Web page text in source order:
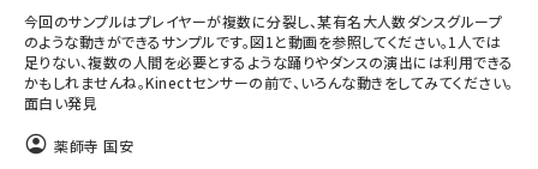
今回のサンプルはプレイヤーが複数に分裂し、某有名大人数ダンスグループ
のような動きができるサンプルです。図1と動画を参照してください。1人では
足りない、複数の人間を必要とするような踊りやダンスの演出には利用できる
かもしれませんね。Kinectセンサーの前で、いろんな動きをしてみてください。
面白い発見
薬師寺 国安